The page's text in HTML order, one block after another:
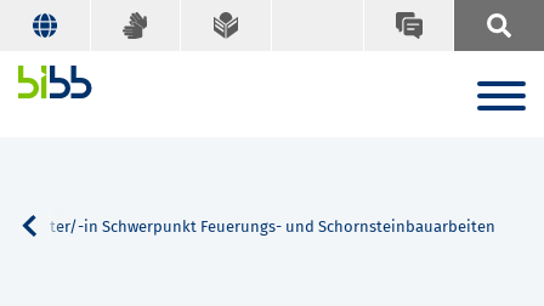
in Schwerpunkt Feuerungs- und Schornsteinbauarbeiten